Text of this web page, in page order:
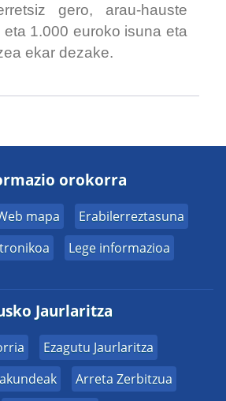
gero, arau-hauste
1.000 euroko isuna eta
ekar dezake.
orokorra
mapa
Erabilerreztasuna
Lege informazioa
Jaurlaritza
Ezagutu Jaurlaritza
Arreta Zerbitzua